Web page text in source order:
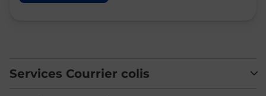
Services Courrier colis